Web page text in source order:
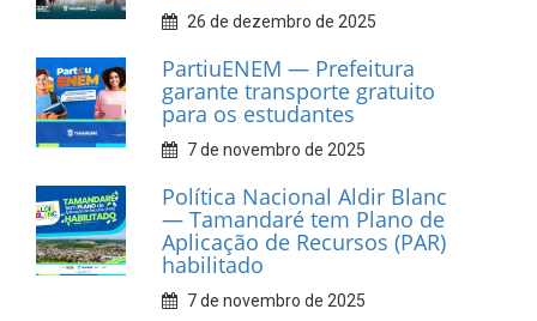
Prefeitura de Tamandaré
fortalece apoio aos
catadores de materiais
recicláveis
9 de fevereiro de 2026
Prefeitura de Tamandaré
reforça diálogo e
compromisso com a
valorização da educação
7 de fevereiro de 2026